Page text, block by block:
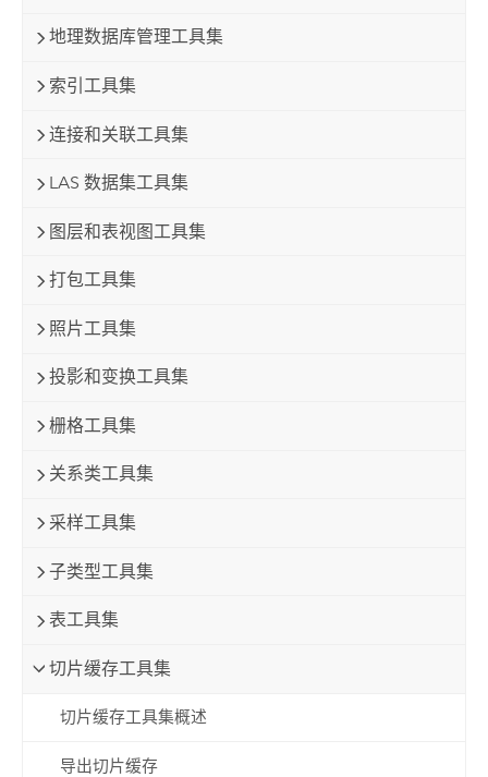
地理数据库管理工具集
索引工具集
连接和关联工具集
LAS 数据集工具集
图层和表视图工具集
打包工具集
照片工具集
投影和变换工具集
栅格工具集
关系类工具集
采样工具集
子类型工具集
表工具集
切片缓存工具集
切片缓存工具集概述
导出切片缓存